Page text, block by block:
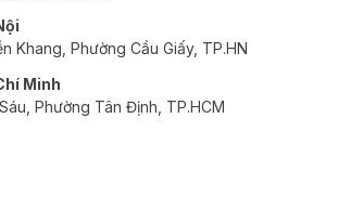
Khang, Phường Cầu Giấy, TP.HN
Minh
Phường Tân Định, TP.HCM